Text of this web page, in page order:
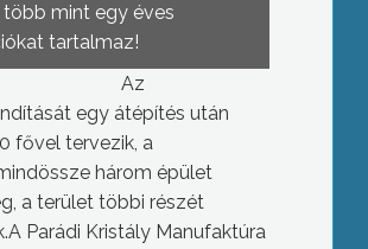
több mint egy éves
tartalmaz!
Az
egy átépítés után
fővel tervezik, a
három épület
a terület többi részét
Parádi Kristály Manufaktúra